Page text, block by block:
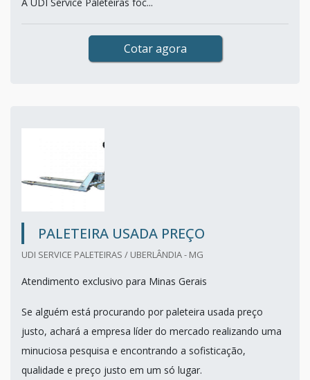
Cotar agora
PALETEIRA USADA PREÇO
UDI SERVICE PALETEIRAS / UBERLÂNDIA - MG
Atendimento exclusivo para Minas Gerais
Se alguém está procurando por paleteira usada preço
justo, achará a empresa líder do mercado realizando uma
minuciosa pesquisa e encontrando a sofisticação,
qualidade e preço justo em um só lugar.